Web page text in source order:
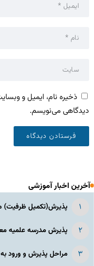
ذخیره نام، ایمیل و
دیدگاهی می‌نویسم.
آخرین اخبار آموزشی
پذیرش(تکمیل ظرفیت)
پذیرش مدرسه علمیه
مراحل پذیرش و ورود